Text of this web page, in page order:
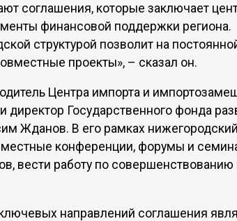
соглашения, которые заключает
финансовой поддержки региона.
структурой позволит на
проекты», – сказал он.
Центра импорта и
Государственного фонда
Жданов. В его рамках
конференции, форумы и
вести работу по совершенствованию
направлений соглашения